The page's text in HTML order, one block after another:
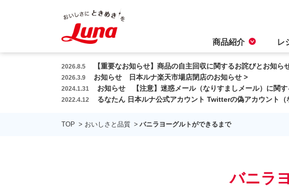
商品紹介 レ
2026.8.5 【重要なお知らせ】商品の自主回収に関するお詫びとお知ら
2026.3.9 お知らせ 日本ルナ楽天市場店閉店のお知らせ >
2024.1.31 お知らせ 【注意】迷惑メール（なりすましメール）に関す
2022.4.12 るなたん 日本ルナ公式アカウント Twitterの偽アカウント
TOP おいしさと品質 バニラヨーグルトができるまで
バニラ